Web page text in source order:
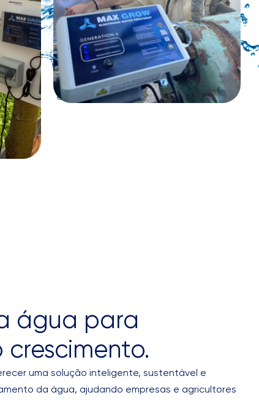
água para
uma solução inteligente, sustentável e
da água, ajudando empresas e agricultores